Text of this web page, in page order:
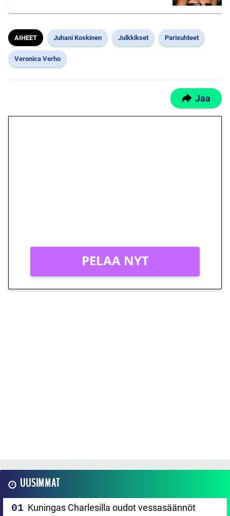
AIHEET Juhani Koskinen Julkkikset Parisuhteet
Veronica Verho
Jaa
PELAA NYT
UUSIMMAT
Kuningas Charlesilla oudot vessasäännöt